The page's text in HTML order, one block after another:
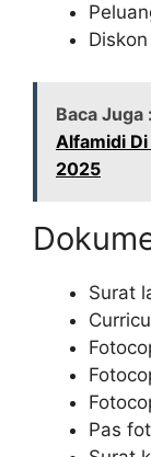
Baca Juga :
Alfamidi
2025
Surat
Pas